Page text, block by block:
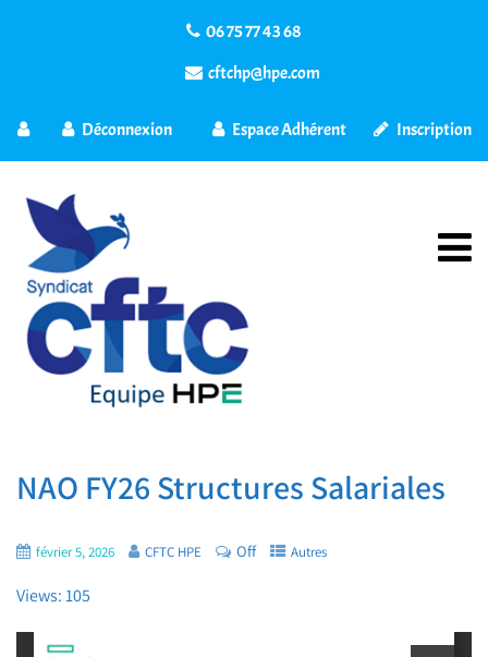
06 75 77 43 68
cftchp@hpe.com
Déconnexion Espace Adhérent Inscription
NAO FY26 Structures Salariales
février 5, 2026 CFTC HPE Off Autres
Views: 105